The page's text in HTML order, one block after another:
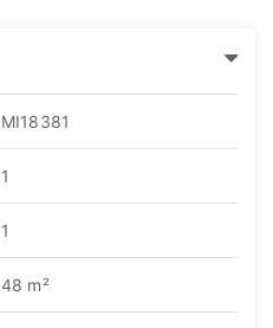
MI18381
1
1
48 m²